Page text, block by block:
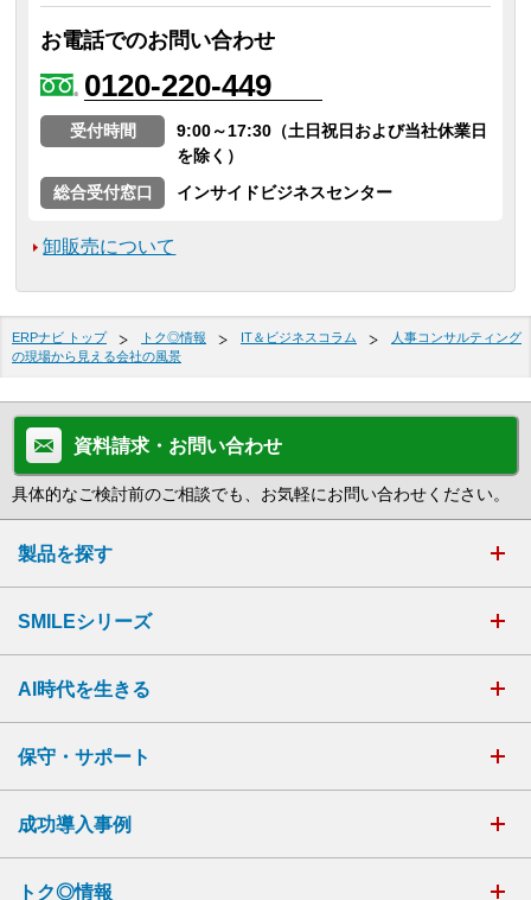
お電話でのお問い合わせ
0120-220-449
受付時間
9:00～17:30（土日祝日および当社休業日
を除く）
総合受付窓口
インサイドビジネスセンター
卸販売について
ERPナビ トップ トク◎情報 IT＆ビジネスコラム
人事コンサルティング
の現場から見える会社の風景
資料請求・お問い合わせ
具体的なご検討前のご相談でも、お気軽にお問い合わせください。
製品を探す
SMILEシリーズ
AI時代を生きる
保守・サポート
成功導入事例
トク◎情報